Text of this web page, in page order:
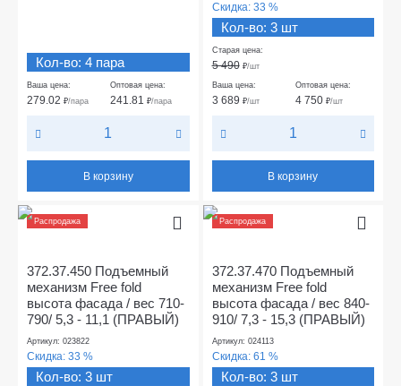
Кол-во: 4 пара
Ваша цена:
279.02 ₽/пара
Оптовая цена:
241.81₽/пара
В корзину
Скидка: 33 %
Кол-во: 3 шт
Старая цена:
5 490 ₽/шт
Ваша цена:
3 689 ₽/шт
Оптовая цена:
4 750 ₽/шт
В корзину
Распродажа
372.37.450 Подъемный
механизм Free fold
высота фасада / вес 710-
790/ 5,3 - 11,1 (ПРАВЫЙ)
Артикул: 023822
Скидка: 33 %
Кол-во: 3 шт
Распродажа
372.37.470 Подъемный
механизм Free fold
высота фасада / вес 840-
910/ 7,3 - 15,3 (ПРАВЫЙ)
Артикул: 024113
Скидка: 61 %
Кол-во: 3 шт